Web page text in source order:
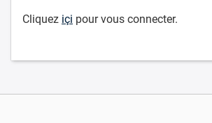
Cliquez içi pour vous connecter.